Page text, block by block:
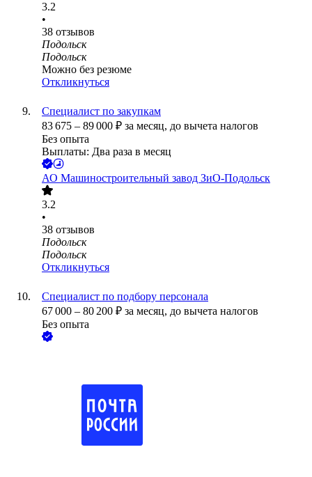
3.2
•
38 отзывов
Подольск
Подольск
Можно без резюме
Откликнуться
Специалист по закупкам
83 675 – 89 000 ₽ за месяц, до вычета налогов
Без опыта
Выплаты: Два раза в месяц
АО Машиностроительный завод ЗиО-Подольск
3.2
•
38 отзывов
Подольск
Подольск
Откликнуться
Специалист по подбору персонала
67 000 – 80 200 ₽ за месяц, до вычета налогов
Без опыта